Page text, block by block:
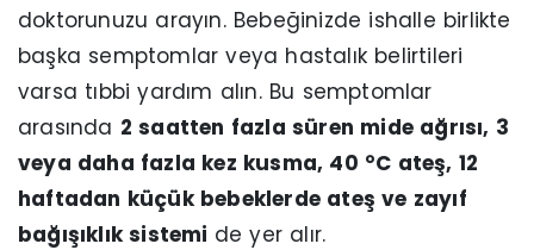
doktorunuzu arayın. Bebeğinizde ishalle birlikte
başka semptomlar veya hastalık belirtileri
varsa tıbbi yardım alın. Bu semptomlar
arasında 2 saatten fazla süren mide ağrısı, 3
veya daha fazla kez kusma, 40 °C ateş, 12
haftadan küçük bebeklerde ateş ve zayıf
bağışıklık sistemi de yer alır.